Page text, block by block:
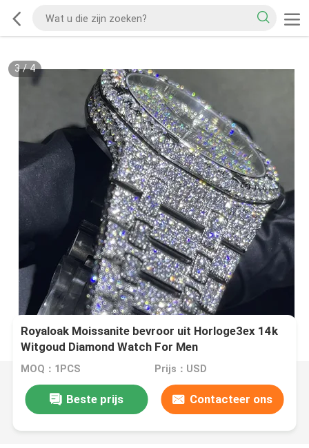
3/4
Royaloak Moissanite bevroor uit Horloge3ex 14k
Witgoud Diamond Watch For Men
MOQ：1PCS Prijs：USD
Beste prijs Contacteer ons